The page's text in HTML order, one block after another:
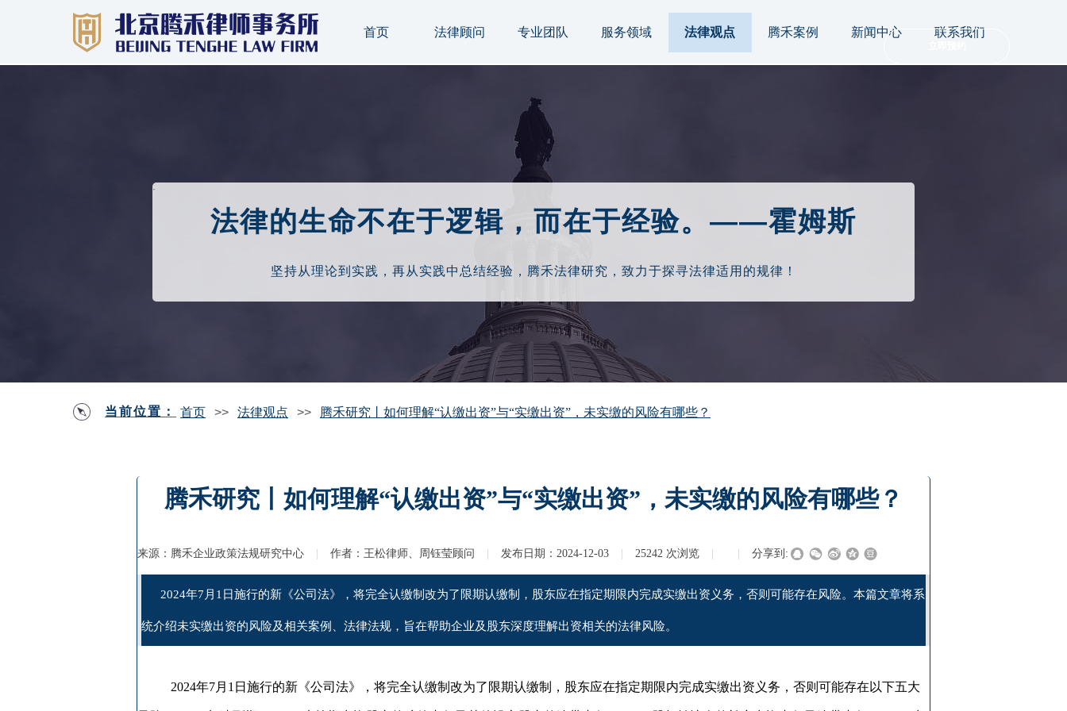
首页 法律顾问 专业团队 服务领域 法律观点 腾禾案例 新闻中心 联系我们
法律的生命不在于逻辑，而在于经验。——霍姆斯
坚持从理论到实践，再从实践中总结经验，腾禾法律研究，致力于探寻法律适用的规律！
·
当前位置： 首页 >> 法律观点 >> 腾禾研究丨如何理解“认缴出资”与“实缴出资”，未实缴的风险有哪些？
腾禾研究丨如何理解“认缴出资”与“实缴出资”，未实缴的风险有哪些？
来源： 腾禾企业政策法规研究中心 作者： 王松律师、周钰莹顾问 发布日期： 2024-12-03 25242 次浏览 分享到:
2024年7月1日施行的新《公司法》，将完全认缴制改为了限期认缴制，股东应在指定期限内完成实缴出资义务，否则可能存在风险。本篇文章将系
统介绍未实缴出资的风险及相关案例、法律法规，旨在帮助企业及股东深度理解出资相关的法律风险。
2024年7月1日施行的新《公司法》，将完全认缴制改为了限期认缴制，股东应在指定期限内完成实缴出资义务，否则可能存在以下五大